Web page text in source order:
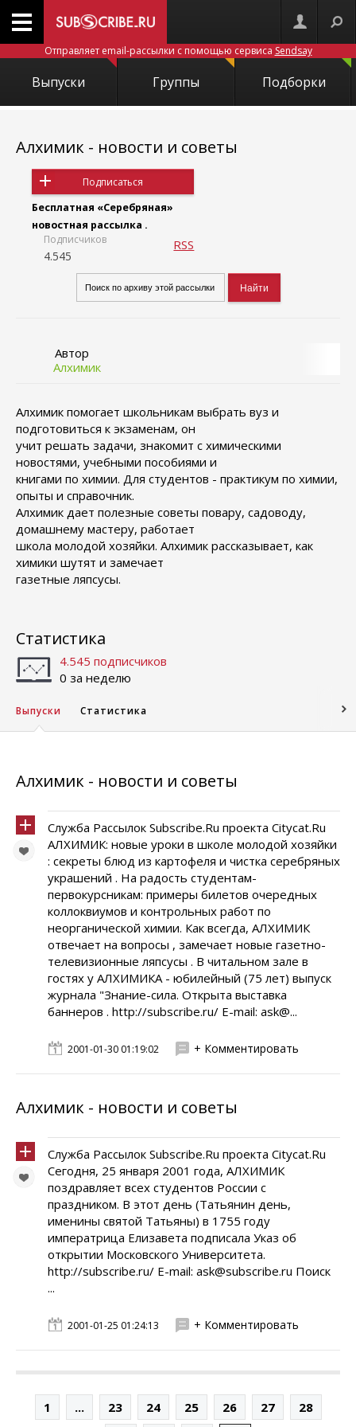
Отправляет email-рассылки с помощью сервиса Sendsay
Выпуски Группы Подборки
Алхимик - новости и советы
Подписаться
Бесплатная «Серебряная»
новостная рассылка .
Подписчиков
4.545
RSS
Автор
Алхимик
Алхимик помогает школьникам выбрать вуз и
подготовиться к экзаменам, он
учит решать задачи, знакомит с химическими
новостями, учебными пособиями и
книгами по химии. Для студентов - практикум по химии,
опыты и справочник.
Алхимик дает полезные советы повару, садоводу,
домашнему мастеру, работает
школа молодой хозяйки. Алхимик рассказывает, как
химики шутят и замечает
газетные ляпсусы.
Статистика
4.545 подписчиков
0 за неделю
Выпуски Статистика
Алхимик - новости и советы
Служба Рассылок Subscribe.Ru проекта Citycat.Ru
АЛХИМИК: новые уроки в школе молодой хозяйки
: секреты блюд из картофеля и чистка серебряных
украшений . На радость студентам-
первокурсникам: примеры билетов очередных
коллоквиумов и контрольных работ по
неорганической химии. Как всегда, АЛХИМИК
отвечает на вопросы , замечает новые газетно-
телевизионные ляпсусы . В читальном зале в
гостях у АЛХИМИКА - юбилейный (75 лет) выпуск
журнала "Знание-сила. Открыта выставка
баннеров . http://subscribe.ru/ E-mail: ask@...
2001-01-30 01:19:02 + Комментировать
Алхимик - новости и советы
Служба Рассылок Subscribe.Ru проекта Citycat.Ru
Сегодня, 25 января 2001 года, АЛХИМИК
поздравляет всех студентов России с
праздником. В этот день (Татьянин день,
именины святой Татьяны) в 1755 году
императрица Елизавета подписала Указ об
открытии Московского Университета.
http://subscribe.ru/ E-mail: ask@subscribe.ru Поиск
...
2001-01-25 01:24:13 + Комментировать
1 ... 23 24 25 26 27 28